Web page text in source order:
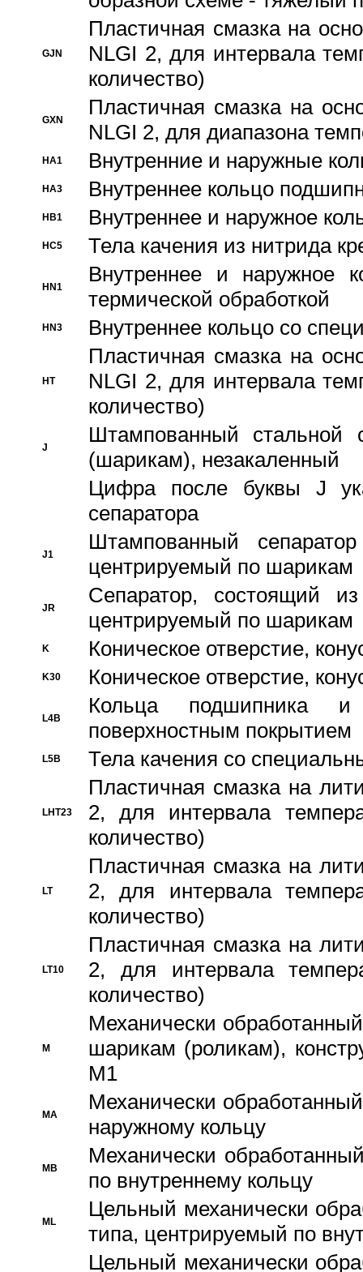
GJN
Пластичная смазка на
NLGI 2, для интервала
количество)
GXN
Пластичная смазка на
NLGI 2, для диапазона
HA1 Внутренние и наружные
HA3 Bнутреннее кольцо
HB1 Bнутреннее и наружное
HC5 Тела качения из нитрида
HN1
Bнутреннее и наружное
термической обработкой
HN3 Внутреннее кольцо со
HT
Пластичная смазка на
NLGI 2, для интервала
количество)
J
Штампованный стальной
(шарикам), незакаленный
Цифра после буквы J
сепаратора
J1
Штампованный
центрируемый по шарикам
JR
Сепаратор, состоящий
центрируемый по шарикам
K Коническое отверстие,
K30 Коническое отверстие,
L4B
Кольца подшипника
поверхностным покрытием
L5B Тела качения со
LHT23
Пластичная смазка на
2, для интервала
количество)
LT
Пластичная смазка на
2, для интервала
количество)
LT10
Пластичная смазка на
2, для интервала
количество)
M
Механически
шарикам (роликам),
M1
MA
Механически
наружному кольцу
MB
Механически
по внутреннему кольцу
ML
Цельный механически
типа, центрируемый по
Цельный механически